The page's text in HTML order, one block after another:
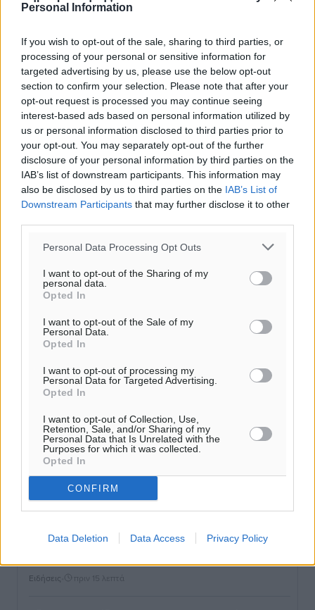
Personal Information
If you wish to opt-out of the sale, sharing to third parties, or
processing of your personal or sensitive information for
targeted advertising by us, please use the below opt-out
section to confirm your selection. Please note that after your
opt-out request is processed you may continue seeing
interest-based ads based on personal information utilized by
us or personal information disclosed to third parties prior to
your opt-out. You may separately opt-out of the further
disclosure of your personal information by third parties on the
IAB’s list of downstream participants. This information may
also be disclosed by us to third parties on the IAB’s List of
Downstream Participants that may further disclose it to other
Personal Data Processing Opt Outs
I want to opt-out of the Sharing of my
personal data.
Opted In
I want to opt-out of the Sale of my
Personal Data.
Opted In
I want to opt-out of processing my
Personal Data for Targeted Advertising.
Opted In
I want to opt-out of Collection, Use,
Retention, Sale, and/or Sharing of my
Personal Data that Is Unrelated with the
Purposes for which it was collected.
Opted In
CONFIRM
Data Deletion Data Access Privacy Policy
Ροή ειδήσεων
Νέα αεροσκάφη, drones, δασοκομάντος: Τι έχει
Ειδήσεις πριν 15 λεπτά